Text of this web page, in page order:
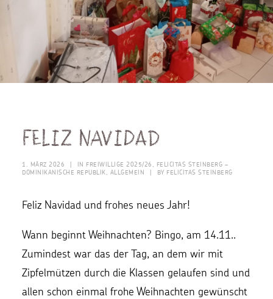
Feliz Navidad
1. MÄRZ 2026 IN FREIWILLIGE 2025/26 , FELICITAS STEINBERG –
DOMINIKANISCHE REPUBLIK , ALLGEMEIN BY FELICITAS STEINBERG
Feliz Navidad und frohes neues Jahr!
Wann beginnt Weihnachten? Bingo, am 14.11..
Zumindest war das der Tag, an dem wir mit
Zipfelmützen durch die Klassen gelaufen sind und
allen schon einmal frohe Weihnachten gewünscht